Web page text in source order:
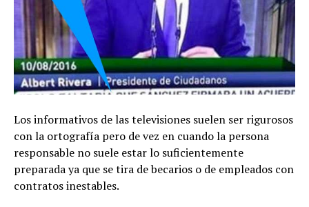
Los informativos de las televisiones suelen ser rigurosos
con la ortografía pero de vez en cuando la persona
responsable no suele estar lo suficientemente
preparada ya que se tira de becarios o de empleados con
contratos inestables.